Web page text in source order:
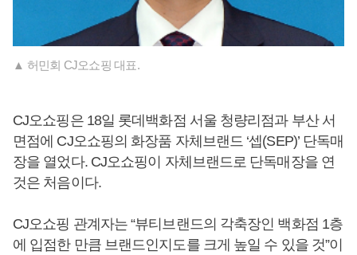
▲ 허민회 CJ오쇼핑 대표.
CJ오쇼핑은 18일 롯데백화점 서울 청량리점과 부산 서
면점에 CJ오쇼핑의 화장품 자체브랜드 ‘셉(SEP)’ 단독매
장을 열었다. CJ오쇼핑이 자체브랜드로 단독매장을 연
것은 처음이다.
CJ오쇼핑 관계자는 “뷰티브랜드의 각축장인 백화점 1층
에 입점한 만큼 브랜드인지도를 크게 높일 수 있을 것”이